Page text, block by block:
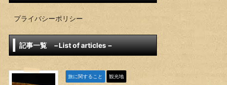
プライバシーポリシー
記事一覧 −List of articles −
旅に関すること 観光地